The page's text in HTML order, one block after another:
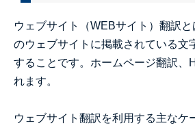
ウェブサイト（WEBサイト）翻訳と
のウェブサイトに掲載されている文
することです。ホームページ翻訳、
れます。
ウェブサイト翻訳を利用する主なケ